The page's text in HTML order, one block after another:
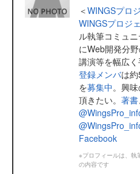
＜WINGSプロ
WINGSプロジ
ル執筆コミュ
にWeb開発分
講演等を幅広
登録メンバは
を募集中。興
頂きたい。 著書
Facebook
※プロフィールは、執
の内容です